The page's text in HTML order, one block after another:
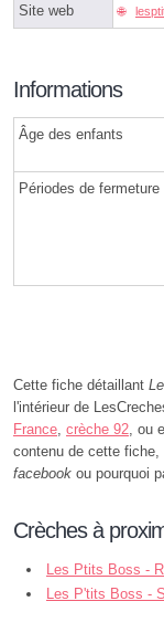
Site web
Informations
Âge des enfants
Périodes de fermeture
Cette fiche détaillant
l'intérieur de
France, crèche 92, ou
contenu de cette fiche,
facebook ou pourquoi
Crèches à
Les Ptits Boss -
ColombesLes P'tits Boss -